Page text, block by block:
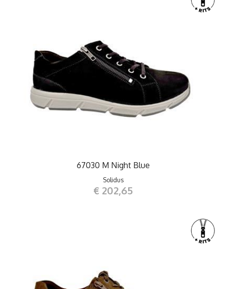
67030 M Night Blue
Solidus
€ 202,65